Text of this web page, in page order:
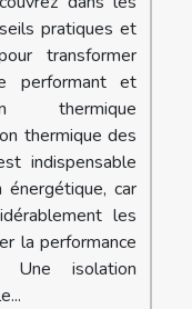
pratiques et
transformer
performant et
thermique
thermique des
indispensable
car
les
la performance
Une isolation